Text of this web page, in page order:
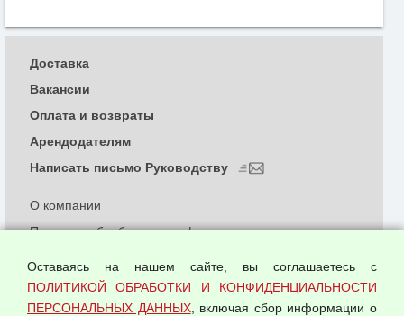
О компании
Политика обработки и конфиденциальности
Согласием на обработку персональных данных
Оферта оптовой купли-продажи
Доставка
Вакансии
Оплата и возвраты
Арендодателям
Написать письмо Руководству
Оставаясь на нашем сайте, вы соглашаетесь с
ПОЛИТИКОЙ ОБРАБОТКИ И КОНФИДЕНЦИАЛЬНОСТИ
ПЕРСОНАЛЬНЫХ ДАННЫХ, включая сбор информации о